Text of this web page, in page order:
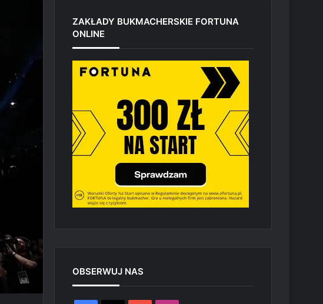
ZAKŁADY BUKMACHERSKIE FORTUNA
ONLINE
OBSERWUJ NAS